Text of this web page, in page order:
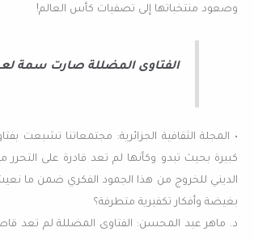
وصعود منتخباتها إلى تصفيات كأس العالم!
الفتاوى المضللة صارت سمة
• المجلة الثقافية الجزائرية: مجتمعاتنا تشبعت
كبيرة بحيث تبدو وكأنها لم تعد قادرة على التحرر
الديني للخروج من هذا الجمود الفكري ضمن ما
بغيضة وأفكار تكفيرية متطرفة؟
د. ماهر عبد المحسن: الفتاوى المضللة لم تعد